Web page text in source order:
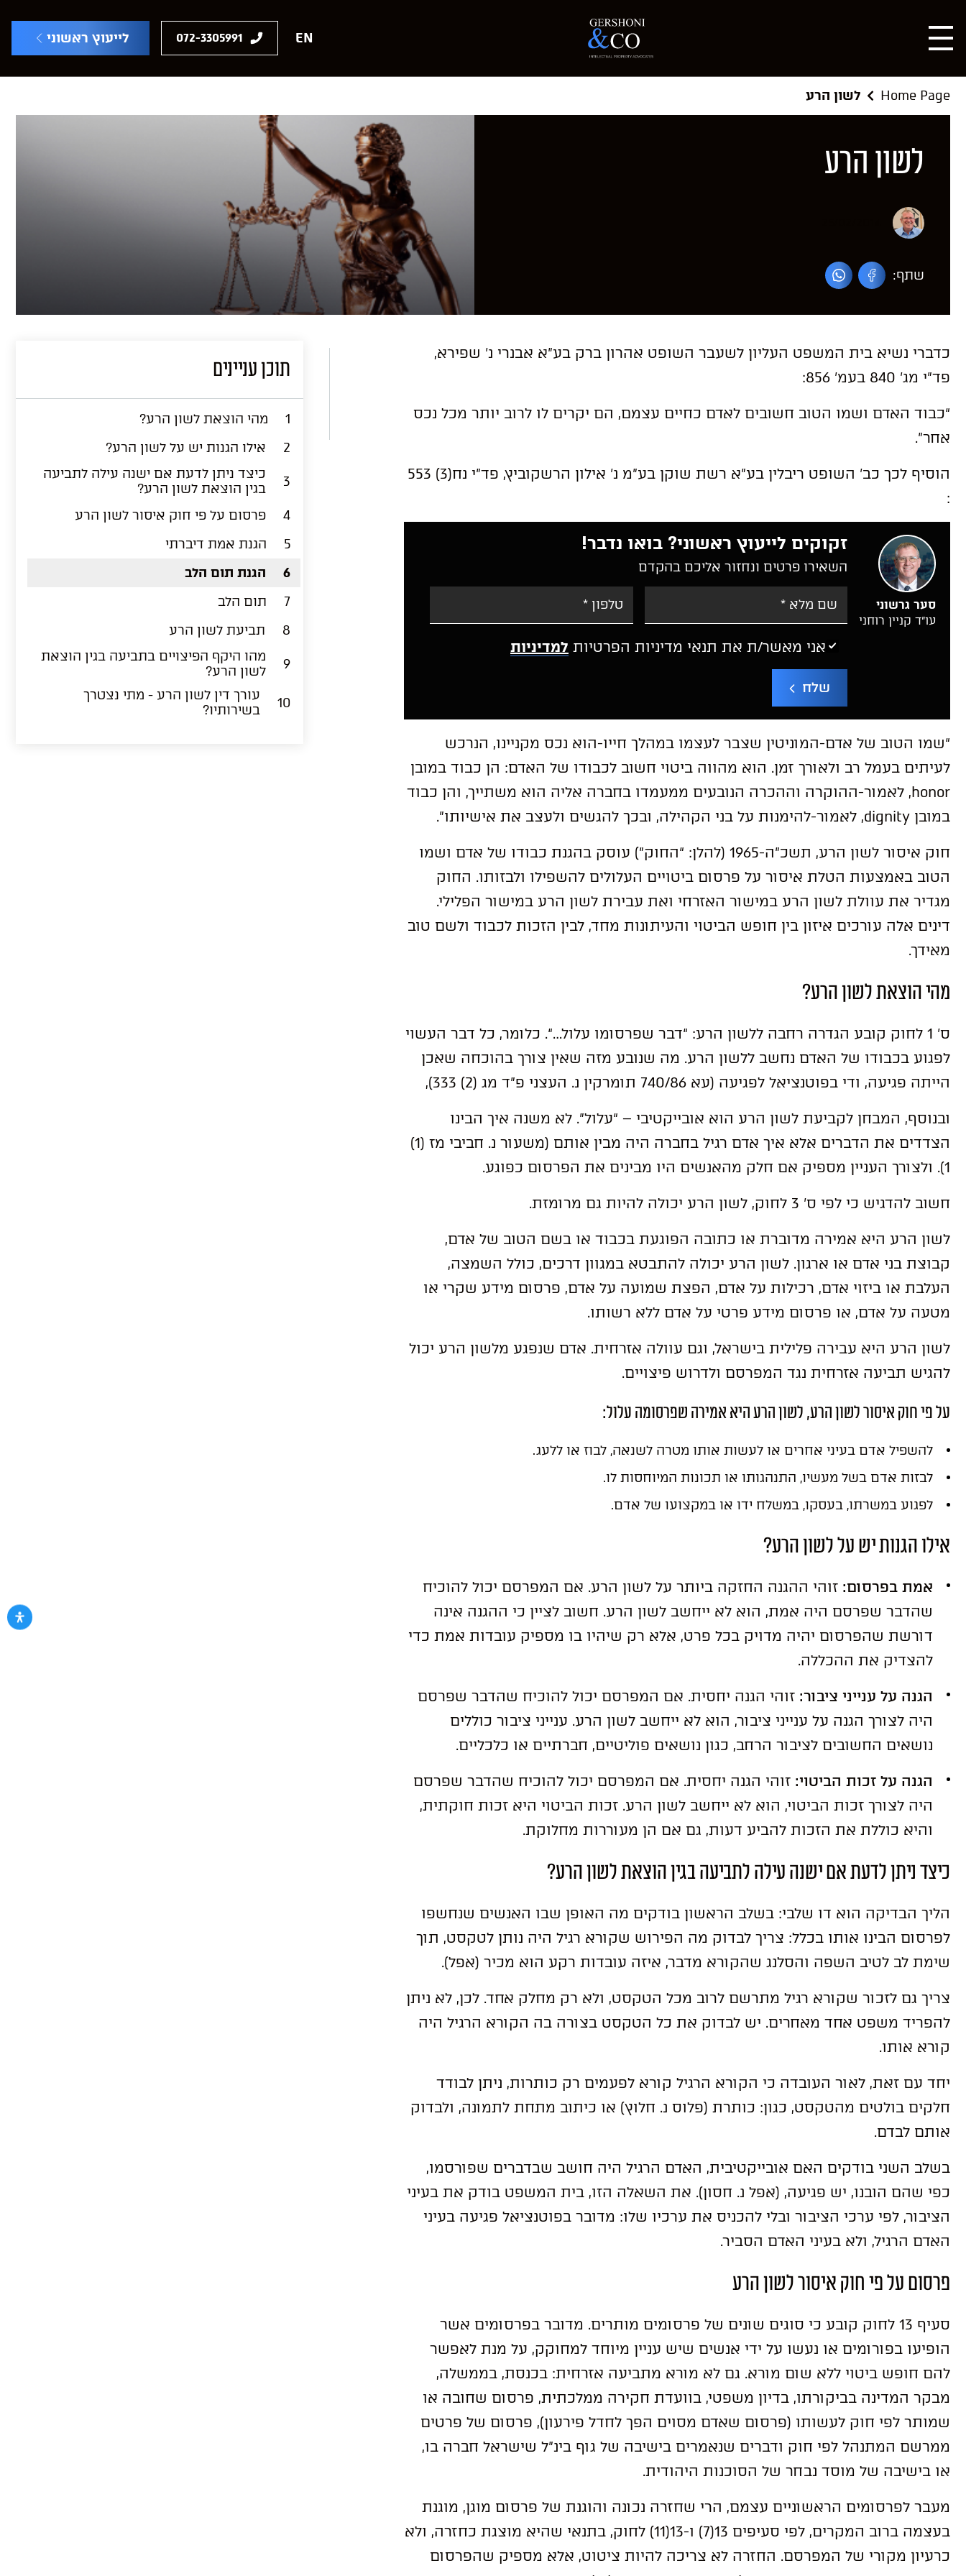
EN
072-3305991 לייעוץ ראשוני
Home Page לשון הרע
לשון הרע
שתף:
כדברי נשיא בית המשפט העליון לשעבר השופט אהרון ברק בע”א אבנרי נ’ שפירא,
פד”י מג’ 840 בעמ’ 856:
“כבוד האדם ושמו הטוב חשובים לאדם כחיים עצמם, הם יקרים לו לרוב יותר מכל נכס
אחר”.
הוסיף לכך כב’ השופט ריבלין בע”א רשת שוקן בע”מ נ’ אילון הרשקוביץ, פד”י נח(3) 553
:
סער גרשוני
עו”ד קניין רוחני
זקוקים לייעוץ ראשוני? בואו נדבר!
השאירו פרטים ונחזור אליכם בהקדם
אני מאשר/ת את תנאי מדיניות הפרטיות למדיניות
שלח
l
n
t
“שמו הטוב של אדם-המוניטין שצבר לעצמו במהלך חייו-הוא נכס מקניינו, הנרכש
לעיתים בעמל רב ולאורך זמן. הוא מהווה ביטוי חשוב לכבודו של האדם: הן כבוד במובן
honor, לאמור-ההוקרה וההכרה הנובעים ממעמדו בחברה אליה הוא משתייך, והן כבוד
במובן dignity, לאמור-להימנות על בני הקהילה, ובכך להגשים ולעצב את אישיותו”.
חוק איסור לשון הרע, תשכ”ה-1965 (להלן: “החוק”) עוסק בהגנת כבודו של אדם ושמו
הטוב באמצעות הטלת איסור על פרסום ביטויים העלולים להשפילו ולבזותו. החוק
מגדיר את עוולת לשון הרע במישור האזרחי ואת עבירת לשון הרע במישור הפלילי.
דינים אלה עורכים איזון בין חופש הביטוי והעיתונות מחד, לבין הזכות לכבוד ולשם טוב
מאידך.
מהי הוצאת לשון הרע?
ס’ 1 לחוק קובע הגדרה רחבה ללשון הרע: “דבר שפרסומו עלול…“. כלומר, כל דבר העשוי
לפגוע בכבודו של האדם נחשב ללשון הרע. מה שנובע מזה שאין צורך בהוכחה שאכן
הייתה פגיעה, ודי בפוטנציאל לפגיעה (עא 740/86 תומרקין נ. העצני פ”ד מג (2) 333),
ובנוסף, המבחן לקביעת לשון הרע הוא אובייקטיבי – “עלול”. לא משנה איך הבינו
הצדדים את הדברים אלא איך אדם רגיל בחברה היה מבין אותם (משעור נ. חביבי מז (1)
1). ולצורך העניין מספיק אם חלק מהאנשים היו מבינים את הפרסום כפוגע.
חשוב להדגיש כי לפי ס’ 3 לחוק, לשון הרע יכולה להיות גם מרומזת.
לשון הרע היא אמירה מדוברת או כתובה הפוגעת בכבוד או בשם הטוב של אדם,
קבוצת בני אדם או ארגון. לשון הרע יכולה להתבטא במגוון דרכים, כולל השמצה,
העלבת או ביזוי אדם, רכילות על אדם, הפצת שמועה על אדם, פרסום מידע שקרי או
מטעה על אדם, או פרסום מידע פרטי על אדם ללא רשותו.
לשון הרע היא עבירה פלילית בישראל, וגם עוולה אזרחית. אדם שנפגע מלשון הרע יכול
להגיש תביעה אזרחית נגד המפרסם ולדרוש פיצויים.
על פי חוק איסור לשון הרע, לשון הרע היא אמירה שפרסומה עלול:
להשפיל אדם בעיני אחרים או לעשות אותו מטרה לשנאה, לבוז או ללעג.
לבזות אדם בשל מעשיו, התנהגותו או תכונות המיוחסות לו.
לפגוע במשרתו, בעסקו, במשלח ידו או במקצועו של אדם.
אילו הגנות יש על לשון הרע?
אמת בפרסום: זוהי ההגנה החזקה ביותר על לשון הרע. אם המפרסם יכול להוכיח
שהדבר שפרסם היה אמת, הוא לא ייחשב לשון הרע. חשוב לציין כי ההגנה אינה
דורשת שהפרסום יהיה מדויק בכל פרט, אלא רק שיהיו בו מספיק עובדות אמת כדי
להצדיק את ההכללה.
הגנה על ענייני ציבור: זוהי הגנה יחסית. אם המפרסם יכול להוכיח שהדבר שפרסם
היה לצורך הגנה על ענייני ציבור, הוא לא ייחשב לשון הרע. ענייני ציבור כוללים
נושאים החשובים לציבור הרחב, כגון נושאים פוליטיים, חברתיים או כלכליים.
הגנה על זכות הביטוי: זוהי הגנה יחסית. אם המפרסם יכול להוכיח שהדבר שפרסם
היה לצורך זכות הביטוי, הוא לא ייחשב לשון הרע. זכות הביטוי היא זכות חוקתית,
והיא כוללת את הזכות להביע דעות, גם אם הן מעוררות מחלוקת.
כיצד ניתן לדעת אם ישנה עילה לתביעה בגין הוצאת לשון הרע?
הליך הבדיקה הוא דו שלבי: בשלב הראשון בודקים מה האופן שבו האנשים שנחשפו
לפרסום הבינו אותו בכלל: צריך לבדוק מה הפירוש שקורא רגיל היה נותן לטקסט, תוך
שימת לב לטיב השפה והסלנג שהקורא מדבר, איזה עובדות רקע הוא מכיר (אפל).
צריך גם לזכור שקורא רגיל מתרשם לרוב מכל הטקסט, ולא רק מחלק אחד. לכן, לא ניתן
להפריד משפט אחד מאחרים. יש לבדוק את כל הטקסט בצורה בה הקורא הרגיל היה
קורא אותו.
יחד עם זאת, לאור העובדה כי הקורא הרגיל קורא לפעמים רק כותרות, ניתן לבודד
חלקים בולטים מהטקסט, כגון: כותרת (פלוס נ. חלוץ) או כיתוב מתחת לתמונה, ולבדוק
אותם לבדם.
בשלב השני בודקים האם אובייקטיבית, האדם הרגיל היה חושב שבדברים שפורסמו,
כפי שהם הובנו, יש פגיעה, (אפל נ. חסון). את השאלה הזו, בית המשפט בודק את בעיני
הציבור, לפי ערכי הציבור ובלי להכניס את ערכיו שלו: מדובר בפוטנציאל פגיעה בעיני
האדם הרגיל, ולא בעיני האדם הסביר.
פרסום על פי חוק איסור לשון הרע
סעיף 13 לחוק קובע כי סוגים שונים של פרסומים מותרים. מדובר בפרסומים אשר
הופיעו בפורומים או נעשו על ידי אנשים שיש עניין מיוחד למחוקק, על מנת לאפשר
להם חופש ביטוי ללא שום מורא. גם לא מורא מתביעה אזרחית: בכנסת, בממשלה,
מבקר המדינה בביקורתו, בדיון משפטי, בוועדת חקירה ממלכתית, פרסום שחובה או
שמותר לפי חוק לעשותו (פרסום שאדם מסוים הפך לחדל פירעון), פרסום של פרטים
ממרשם המתנהל לפי חוק ודברים שנאמרים בישיבה של גוף בינ”ל שישראל חברה בו,
או בישיבה של מוסד נבחר של הסוכנות היהודית.
מעבר לפרסומים הראשוניים עצמם, הרי שחזרה נכונה והוגנת של פרסום מוגן, מוגנת
בעצמה ברוב המקרים, לפי סעיפים 13(7) ו-13(11) לחוק, בתנאי שהיא מוצגת כחזרה, ולא
כרעיון מקורי של המפרסם. החזרה לא צריכה להיות ציטוט, אלא מספיק שהפרסום
תוכן עניינים
1
מהי הוצאת לשון הרע?
2
אילו הגנות יש על לשון הרע?
3
כיצד ניתן לדעת אם ישנה עילה לתביעה
בגין הוצאת לשון הרע?
4
פרסום על פי חוק איסור לשון הרע
5
הגנת אמת דיברתי
6
הגנת תום הלב
7
תום הלב
8
תביעת לשון הרע
9
מהו היקף הפיצויים בתביעה בגין הוצאת
לשון הרע?
10
עורך דין לשון הרע - מתי נצטרך
בשירותיו?